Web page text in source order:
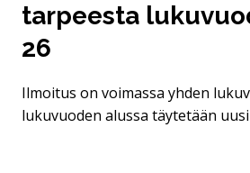
tarpeesta
26
Ilmoitus on voimassa yhden
lukuvuoden alussa täytetään